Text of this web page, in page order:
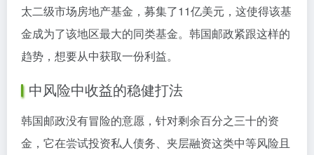
太二级市场房地产基金，募集了11亿美元，这使得该基
金成为了该地区最大的同类基金。韩国邮政紧跟这样的
趋势，想要从中获取一份利益。
中风险中收益的稳健打法
韩国邮政没有冒险的意愿，针对剩余百分之三十的资
金，它在尝试投资私人债务、夹层融资这类中等风险且